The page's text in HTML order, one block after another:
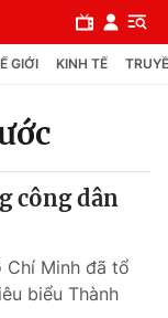
GIỚI KINH TẾ
công dân
Chí Minh đã tổ
biểu Thành